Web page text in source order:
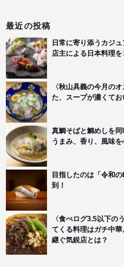
最近の投稿
日常に寄り添うカジ
店主による日本料理
〈秋山具義の今月の
た、スープが濃くて
真鯛そばと鯛めしを
うまみ、香り、風味
目指したのは「令和
到！
〈食べログ3.5以下の
てくる料理はガチ中
継ぐ気鋭店とは？